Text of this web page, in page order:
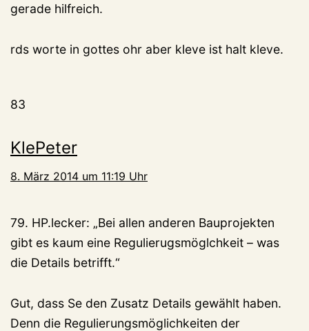
gerade hilfreich.
rds worte in gottes ohr aber kleve ist halt kleve.
83
KlePeter
8. März 2014 um 11:19 Uhr
79. HP.lecker: „Bei allen anderen Bauprojekten
gibt es kaum eine Regulierugsmöglchkeit – was
die Details betrifft.“
Gut, dass Se den Zusatz Details gewählt haben.
Denn die Regulierungsmöglichkeiten der